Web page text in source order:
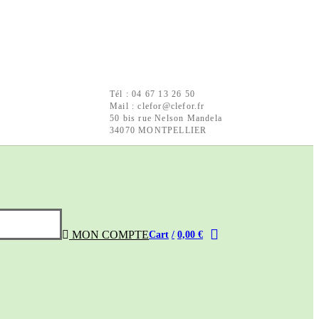
Tél : 04 67 13 26 50
Mail : clefor@clefor.fr
50 bis rue Nelson Mandela
34070 MONTPELLIER
MON COMPTECart / 0,00€